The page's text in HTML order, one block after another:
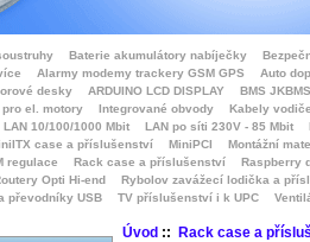
Baterie akumulátory nabíječky
Alarmy modemy trackery GSM GPS
Auto
desky
ARDUINO LCD DISPLAY
BMS
el. motory
Integrované obvody
Kabely
LAN 10/100/1000 Mbit LAN po síti 230V - 85 Mbit
case a příslušenství MiniPCI
Montážní
regulace Rack case a příslušenství
Raspberry
Opti Hi-end
Rybolov zavážecí lodička a přísl
převodníky USB
TV příslušenství i k UPC
Úvod:: Rack case a